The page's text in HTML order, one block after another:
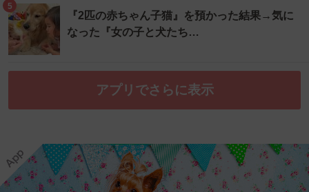
5
『2匹の赤ちゃん子猫』を預かった結果→気に
なった『女の子と犬たち…
アプリでさらに表示